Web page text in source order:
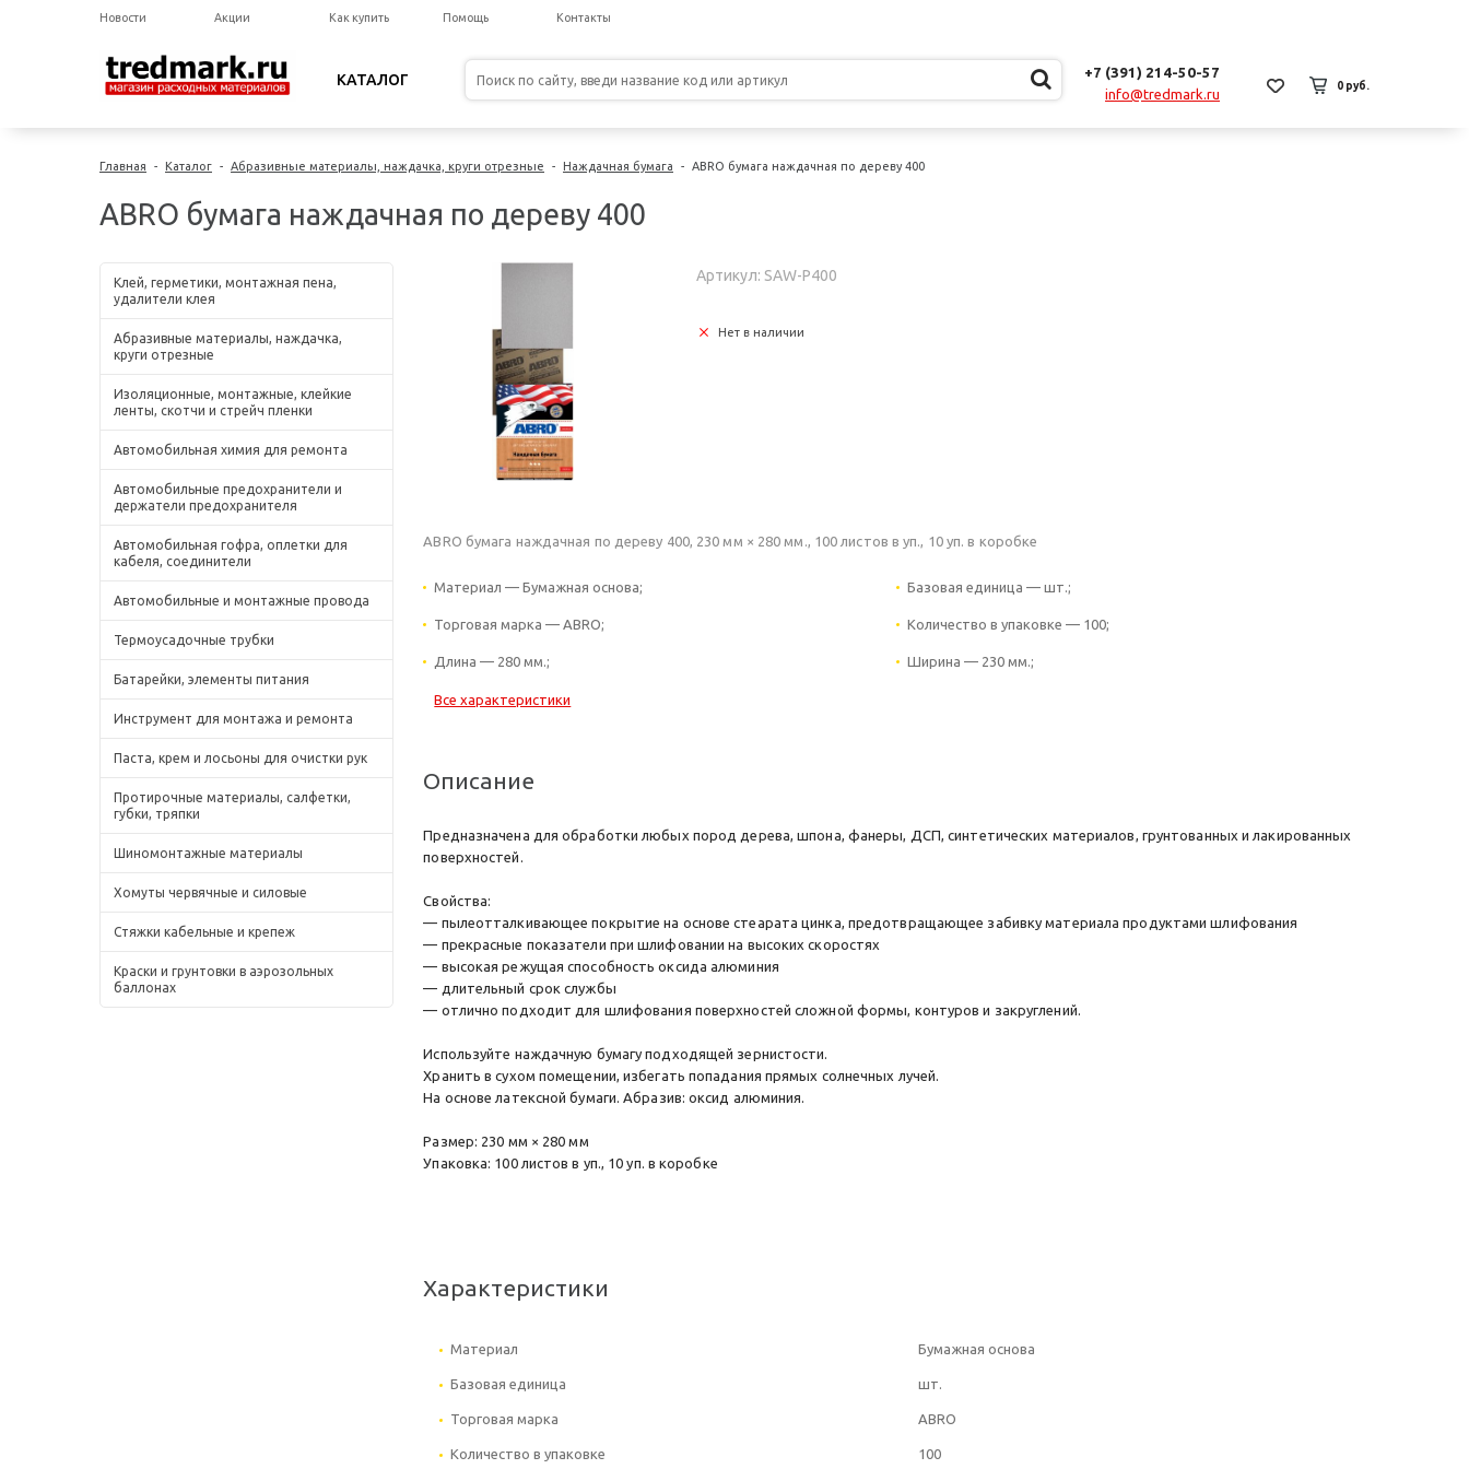
Новости Акции Как купить Помощь Контакты
КАТАЛОГ +7 (391) 214-50-57
info@tredmark.ru
0 руб.
Главная - Каталог - Абразивные материалы, наждачка, круги отрезные - Наждачная бумага - ABRO бумага наждачная по дереву 400
ABRO бумага наждачная по дереву 400
Клей, герметики, монтажная пена,
удалители клея
Абразивные материалы, наждачка,
круги отрезные
Изоляционные, монтажные, клейкие
ленты, скотчи и стрейч пленки
Автомобильная химия для ремонта
Автомобильные предохранители и
держатели предохранителя
Автомобильная гофра, оплетки для
кабеля, соединители
Автомобильные и монтажные провода
Термоусадочные трубки
Батарейки, элементы питания
Инструмент для монтажа и ремонта
Паста, крем и лосьоны для очистки рук
Протирочные материалы, салфетки,
губки, тряпки
Шиномонтажные материалы
Хомуты червячные и силовые
Стяжки кабельные и крепеж
Краски и грунтовки в аэрозольных
баллонах
Артикул: SAW-P400
Нет в наличии
ABRO бумага наждачная по дереву 400, 230 мм × 280 мм., 100 листов в уп., 10 уп. в коробке
Материал — Бумажная основа; Базовая единица — шт.;
Торговая марка — ABRO; Количество в упаковке — 100;
Длина — 280 мм.; Ширина — 230 мм.;
Все характеристики
Описание
Предназначена для обработки любых пород дерева, шпона, фанеры, ДСП, синтетических материалов, грунтованных и лакированных
поверхностей.
Свойства:
— пылеотталкивающее покрытие на основе стеарата цинка, предотвращающее забивку материала продуктами шлифования
— прекрасные показатели при шлифовании на высоких скоростях
— высокая режущая способность оксида алюминия
— длительный срок службы
— отлично подходит для шлифования поверхностей сложной формы, контуров и закруглений.
Используйте наждачную бумагу подходящей зернистости.
Хранить в сухом помещении, избегать попадания прямых солнечных лучей.
На основе латексной бумаги. Абразив: оксид алюминия.
Размер: 230 мм × 280 мм
Упаковка: 100 листов в уп., 10 уп. в коробке
Характеристики
Материал Бумажная основа
Базовая единица шт.
Торговая марка ABRO
Количество в упаковке 100